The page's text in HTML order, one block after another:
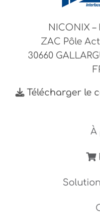
NICONIX
ZAC Pôle
30660
Télécharger le
À